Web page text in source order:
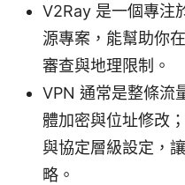
V2Ray 是一個專注
源專案，能幫助你
審查與地理限制。
VPN 通常是整條流
體加密與位址修改
與協定層級設定，
略。